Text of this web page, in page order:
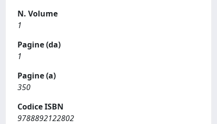
N. Volume
1
Pagine (da)
1
Pagine (a)
350
Codice ISBN
9788892122802